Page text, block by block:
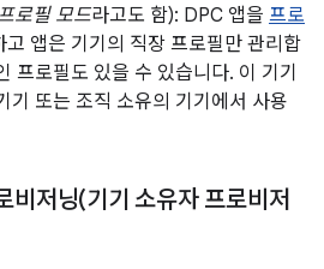
로필 모드라고도 함): DPC 앱을 프로
고 앱은 기기의 직장 프로필만 관리합
프로필도 있을 수 있습니다. 이 기기
기 또는 조직 소유의 기기에서 사용
비저닝(기기 소유자 프로비저